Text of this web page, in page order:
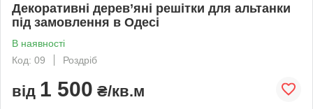
Декоративні дерев’яні решітки для альтанки
під замовлення в Одесі
В наявності
Код: 09
Роздріб
від 1 500 ₴/кв.м